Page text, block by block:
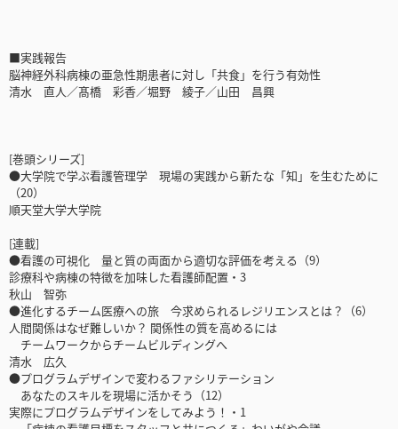
■実践報告
脳神経外科病棟の亜急性期患者に対し「共食」を行う有効性
清水 直人／髙橋 彩香／堀野 綾子／山田 昌興
[巻頭シリーズ]
●大学院で学ぶ看護管理学 現場の実践から新たな「知」を生むために
（20）
順天堂大学大学院
[連載]
●看護の可視化 量と質の両面から適切な評価を考える（9）
診療科や病棟の特徴を加味した看護師配置・3
秋山 智弥
●進化するチーム医療への旅 今求められるレジリエンスとは？（6）
人間関係はなぜ難しいか？ 関係性の質を高めるには
チームワークからチームビルディングへ
清水 広久
●プログラムデザインで変わるファシリテーション
あなたのスキルを現場に活かそう（12）
実際にプログラムデザインをしてみよう！・1